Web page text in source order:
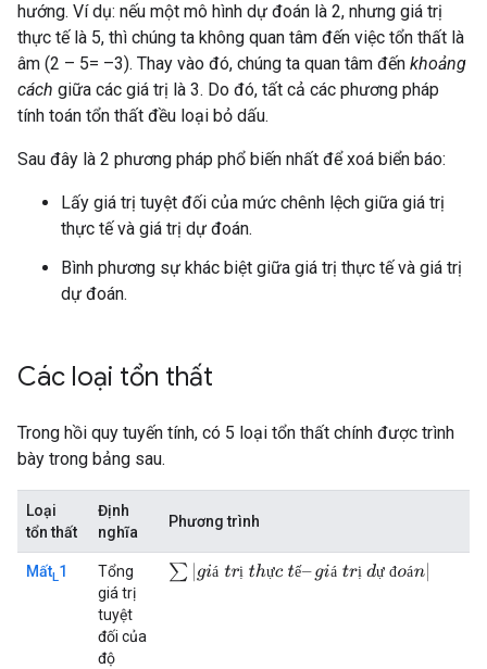
hướng. Ví dụ: nếu một mô hình dự đoán là 2, nhưng giá trị
thực tế là 5, thì chúng ta không quan tâm đến việc tổn thất là
âm (2 – 5= –3). Thay vào đó, chúng ta quan tâm đến khoảng
cách giữa các giá trị là 3. Do đó, tất cả các phương pháp
tính toán tổn thất đều loại bỏ dấu.
Sau đây là 2 phương pháp phổ biến nhất để xoá biển báo:
Lấy giá trị tuyệt đối của mức chênh lệch giữa giá trị
thực tế và giá trị dự đoán.
Bình phương sự khác biệt giữa giá trị thực tế và giá trị
dự đoán.
Các loại tổn thất
Trong hồi quy tuyến tính, có 5 loại tổn thất chính được trình
bày trong bảng sau.
Loại
tổn thất
Định
nghĩa
Phương trình
MấtL1
Tổng
giá trị
tuyệt
đối của
độ
á ị ự ế á ị ự đ á
∑| g átrị thự ctế–g iátrịdự đoán|